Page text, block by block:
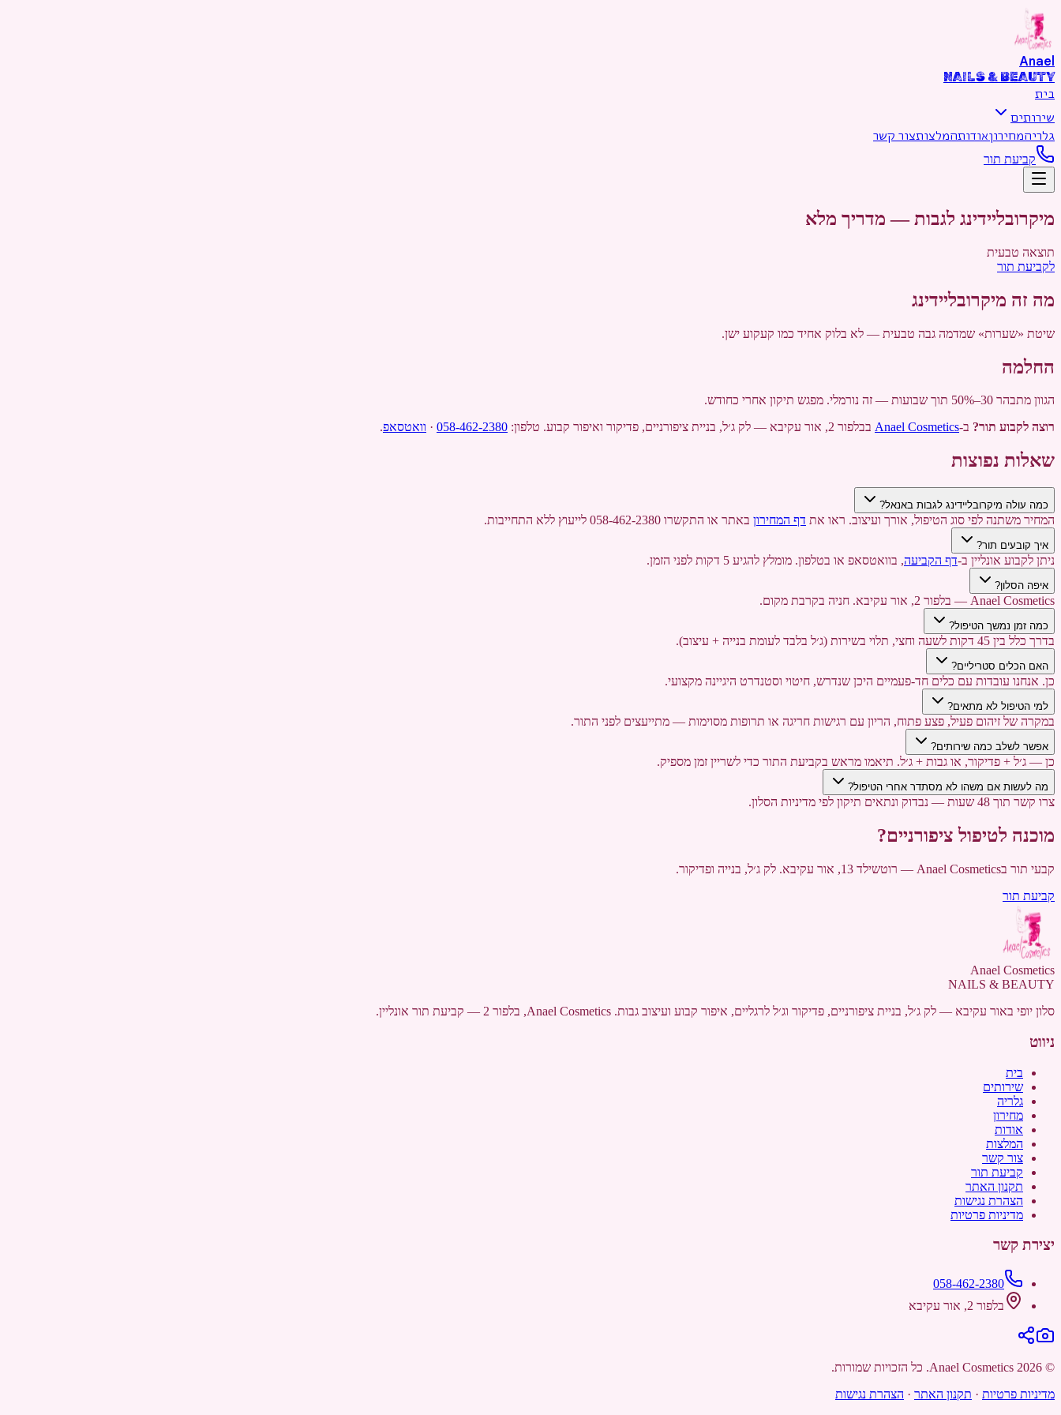
דילוג לתוכן הראשי
Anael
NAILS & BEAUTY
בית
שירותים
גלריהמחירוןאודותהמלצותצור קשר
קביעת תור
מיקרובליידינג לגבות — מדריך מלא
תוצאה טבעית
לקביעת תור
מה זה מיקרובליידינג
שיטת «שערות» שמדמה גבה טבעית — לא בלוק אחיד כמו קעקוע ישן.
החלמה
הגוון מתבהר 30–50% תוך שבועות — זה נורמלי. מפגש תיקון אחרי כחודש.
רוצה לקבוע תור? ב-Anael Cosmetics בבלפור 2, אור עקיבא — לק ג׳ל, בניית ציפורניים, פדיקור ואיפור קבוע. טלפון: 058-462-2380
· וואטסאפ.
שאלות נפוצות
כמה עולה מיקרובליידינג לגבות באנאל?
המחיר משתנה לפי סוג הטיפול, אורך ועיצוב. ראו את דף המחירון באתר או התקשרו 058-462-2380 לייעוץ ללא התחייבות.
איך קובעים תור?
ניתן לקבוע אונליין ב-דף הקביעה, בוואטסאפ או בטלפון. מומלץ להגיע 5 דקות לפני הזמן.
איפה הסלון?
Anael Cosmetics — בלפור 2, אור עקיבא. חניה בקרבת מקום.
כמה זמן נמשך הטיפול?
בדרך כלל בין 45 דקות לשעה וחצי, תלוי בשירות (ג׳ל בלבד לעומת בנייה + עיצוב).
האם הכלים סטריליים?
כן. אנחנו עובדות עם כלים חד-פעמיים היכן שנדרש, חיטוי וסטנדרט היגיינה מקצועי.
למי הטיפול לא מתאים?
במקרה של זיהום פעיל, פצע פתוח, הריון עם רגישות חריגה או תרופות מסוימות — מתייעצים לפני התור.
אפשר לשלב כמה שירותים?
כן — ג׳ל + פדיקור, או גבות + ג׳ל. תיאמו מראש בקביעת התור כדי לשריין זמן מספיק.
מה לעשות אם משהו לא מסתדר אחרי הטיפול?
צרו קשר תוך 48 שעות — נבדוק ונתאים תיקון לפי מדיניות הסלון.
מוכנה לטיפול ציפורניים?
קבעי תור בAnael Cosmetics — רוטשילד 13, אור עקיבא. לק ג׳ל, בנייה ופדיקור.
קביעת תור
Anael Cosmetics
NAILS & BEAUTY
סלון יופי באור עקיבא — לק ג׳ל, בניית ציפורניים, פדיקור וג׳ל לרגליים, איפור קבוע ועיצוב גבות. Anael Cosmetics, בלפור 2 — קביעת תור אונליין.
ניווט
בית
שירותים
גלריה
מחירון
אודות
המלצות
צור קשר
קביעת תור
תקנון האתר
הצהרת נגישות
מדיניות פרטיות
יצירת קשר
058-462-2380
בלפור 2, אור עקיבא
©
2026
Anael Cosmetics. כל הזכויות שמורות.
מדיניות פרטיות · תקנון האתר · הצהרת נגישות